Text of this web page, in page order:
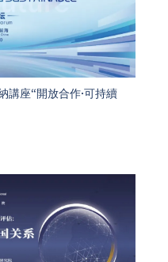
座“開放合作·可持續